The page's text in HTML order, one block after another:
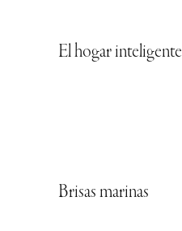
El hogar inteligente
Brisas marinas